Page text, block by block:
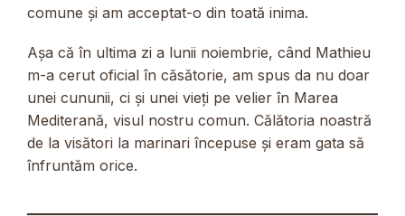
comune și am acceptat-o ​​din toată inima.
Așa că în ultima zi a lunii noiembrie, când Mathieu
m-a cerut oficial în căsătorie, am spus da nu doar
unei cununii, ci și unei vieți pe velier în Marea
Mediterană, visul nostru comun. Călătoria noastră
de la visători la marinari începuse și eram gata să
înfruntăm orice.